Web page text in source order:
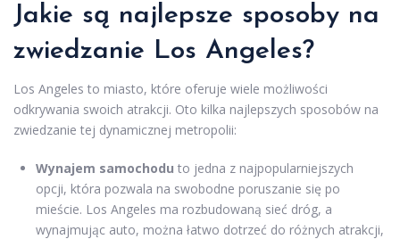
Jakie są najlepsze sposoby na
zwiedzanie Los Angeles?
Los Angeles to miasto, które oferuje wiele możliwości
odkrywania swoich atrakcji. Oto kilka najlepszych sposobów na
zwiedzanie tej dynamicznej metropolii:
Wynajem samochodu to jedna z najpopularniejszych
opcji, która pozwala na swobodne poruszanie się po
mieście. Los Angeles ma rozbudowaną sieć dróg, a
wynajmując auto, można łatwo dotrzeć do różnych atrakcji,